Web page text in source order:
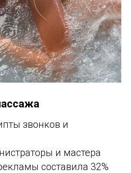
звонков и
и мастера
составила 32%